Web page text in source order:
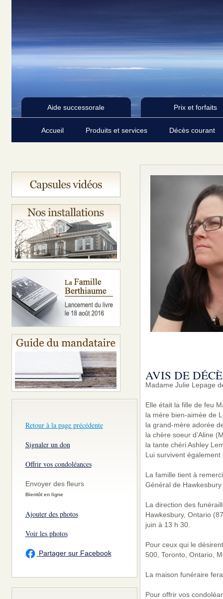
Aide successorale Prix et forfaits
Accueil Produits et services Décès courant
Retour à la page précédente
Signaler un don
Offrir vos condoléances
Envoyer des fleurs
Bientôt en ligne
Ajouter des photos
Voir les photos
Partager sur Facebook
AVIS DE
Madame Julie Lepage
Elle était la fille de feu
la mère bien-aimée de
la grand-mère adorée
la chère soeur d’Aline
la tante chéri Ashley
Lui survivent
La famille tient à
Général de
La direction des
Hawkesbury, Ontario
juin à 13 h 30.
Pour ceux qui le
500, Toronto, Ontario,
La maison funéraire
Pour offrir vos